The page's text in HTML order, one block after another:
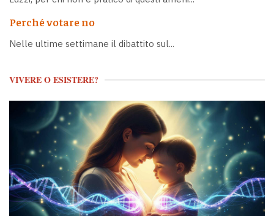
Perché votare no
Nelle ultime settimane il dibattito sul...
VIVERE O ESISTERE?